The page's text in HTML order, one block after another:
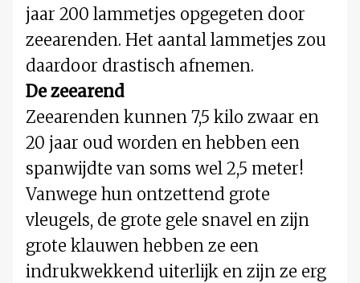
jaar 200 lammetjes opgegeten door
zeearenden. Het aantal lammetjes zou
daardoor drastisch afnemen.
De zeearend
Zeearenden kunnen 7,5 kilo zwaar en
20 jaar oud worden en hebben een
spanwijdte van soms wel 2,5 meter!
Vanwege hun ontzettend grote
vleugels, de grote gele snavel en zijn
grote klauwen hebben ze een
indrukwekkend uiterlijk en zijn ze erg